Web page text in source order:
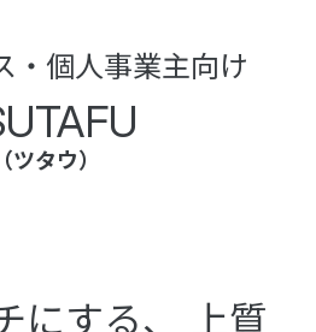
・個人事業主向け
（ツタウ）
にする、
上質